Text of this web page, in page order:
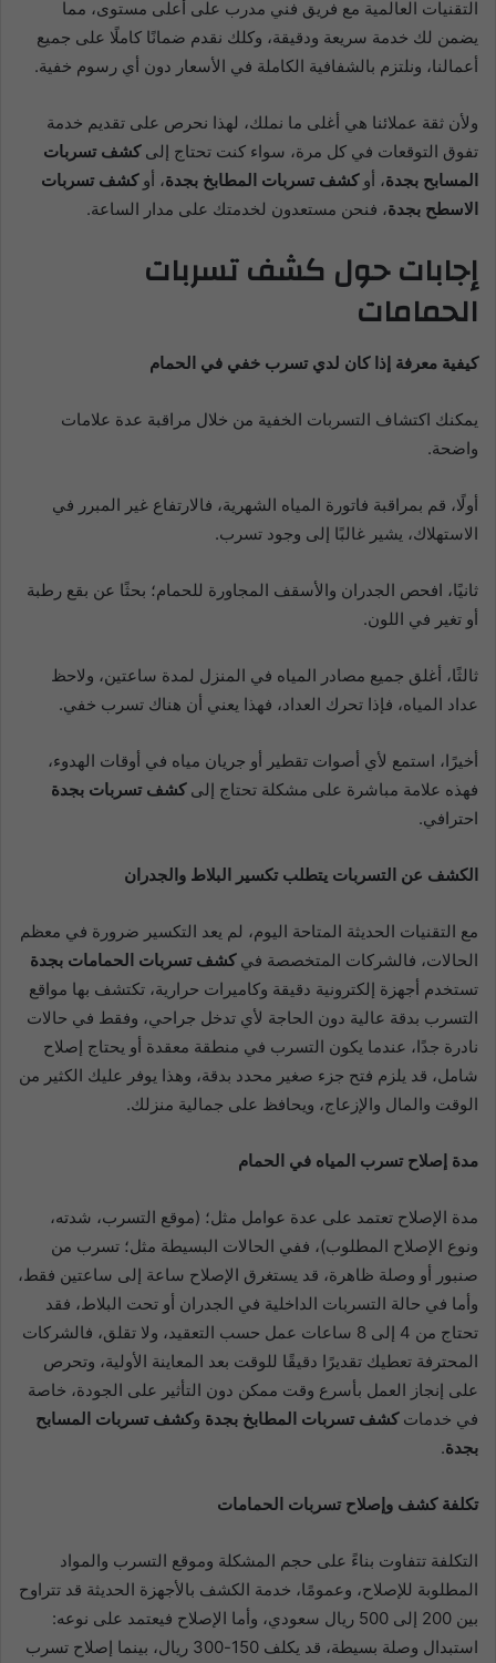
التقنيات العالمية مع فريق فني مدرب على أعلى مستوى، مما
يضمن لك خدمة سريعة ودقيقة، وكلك نقدم ضمانًا كاملًا على جميع
أعمالنا، ونلتزم بالشفافية الكاملة في الأسعار دون أي رسوم خفية.
ولأن ثقة عملائنا هي أغلى ما نملك، لهذا نحرص على تقديم خدمة
تفوق التوقعات في كل مرة، سواء كنت تحتاج إلىكشف تسربات
المسابح بجدة، أوكشف تسربات المطابخ بجدة، أوكشف تسربات
الاسطح بجدة، فنحن مستعدون لخدمتك على مدار الساعة.
إجابات حول كشف تسربات
الحمامات
كيفية معرفة إذا كان لدي تسرب خفي في الحمام
يمكنك اكتشاف التسربات الخفية من خلال مراقبة عدة علامات
واضحة.
أولًا، قم بمراقبة فاتورة المياه الشهرية، فالارتفاع غير المبرر في
الاستهلاك، يشير غالبًا إلى وجود تسرب.
ثانيًا، افحص الجدران والأسقف المجاورة للحمام؛ بحثًا عن بقع رطبة
أو تغير في اللون.
ثالثًا، أغلق جميع مصادر المياه في المنزل لمدة ساعتين، ولاحظ
عداد المياه، فإذا تحرك العداد، فهذا يعني أن هناك تسرب خفي.
أخيرًا، استمع لأي أصوات تقطير أو جريان مياه في أوقات الهدوء،
فهذه علامة مباشرة على مشكلة تحتاج إلىكشف تسربات بجدة
احترافي.
الكشف عن التسربات يتطلب تكسير البلاط والجدران
مع التقنيات الحديثة المتاحة اليوم، لم يعد التكسير ضرورة في معظم
الحالات، فالشركات المتخصصة فيكشف تسربات الحمامات بجدة
تستخدم أجهزة إلكترونية دقيقة وكاميرات حرارية، تكتشف بها مواقع
التسرب بدقة عالية دون الحاجة لأي تدخل جراحي، وفقط في حالات
نادرة جدًا، عندما يكون التسرب في منطقة معقدة أو يحتاج إصلاح
شامل، قد يلزم فتح جزء صغير محدد بدقة، وهذا يوفر عليك الكثير من
الوقت والمال والإزعاج، ويحافظ على جمالية منزلك.
مدة إصلاح تسرب المياه في الحمام
مدة الإصلاح تعتمد على عدة عوامل مثل؛ (موقع التسرب، شدته،
ونوع الإصلاح المطلوب)، ففي الحالات البسيطة مثل؛ تسرب من
صنبور أو وصلة ظاهرة، قد يستغرق الإصلاح ساعة إلى ساعتين فقط،
وأما في حالة التسربات الداخلية في الجدران أو تحت البلاط، فقد
تحتاج من 4 إلى 8 ساعات عمل حسب التعقيد، ولا تقلق، فالشركات
المحترفة تعطيك تقديرًا دقيقًا للوقت بعد المعاينة الأولية، وتحرص
على إنجاز العمل بأسرع وقت ممكن دون التأثير على الجودة، خاصة
في خدماتكشف تسربات المطابخ بجدة وكشف تسربات المسابح
بجدة.
تكلفة كشف وإصلاح تسربات الحمامات
التكلفة تتفاوت بناءً على حجم المشكلة وموقع التسرب والمواد
المطلوبة للإصلاح، وعمومًا، خدمة الكشف بالأجهزة الحديثة قد تتراوح
بين 200 إلى 500 ريال سعودي، وأما الإصلاح فيعتمد على نوعه:
استبدال وصلة بسيطة، قد يكلف 150-300 ريال، بينما إصلاح تسرب